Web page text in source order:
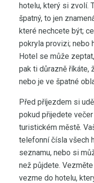
hotelu, který si zvolí.
špatný, to jen
které nechcete být;
pokryla provizi; nebo
Hotel se může
pak ti důrazně říkáte,
nebo je ve špatné
Před příjezdem si
pokud přijedete
turistickém městě.
telefonní čísla všech
seznamu, nebo si
než půjdete.
vezme do hotelu,